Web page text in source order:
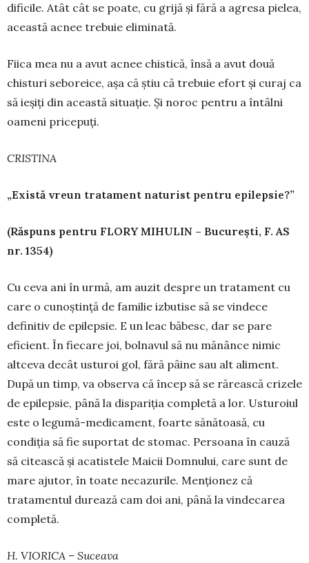
dificile. Atât cât se poate, cu grijă și fără a agresa pielea,
această acnee trebuie eliminată.
Fiica mea nu a avut acnee chistică, însă a avut două
chisturi seboreice, așa că știu că trebuie efort și curaj ca
să ieșiți din această si­tuație. Și noroc pentru a în­tâlni
oameni pri­cepuți.
CRISTINA
„Există vreun tratament naturist pentru epilepsie?”
(Răspuns pentru FLORY MIHULIN – București, F. AS
nr. 1354)
Cu ceva ani în urmă, am auzit despre un tratament cu
care o cunoș­tință de fa­milie izbutise să se vindece
definitiv de epilepsie. E un leac băbesc, dar se pare
eficient. În fiecare joi, bolnavul să nu mă­nânce nimic
altceva decât usturoi gol, fără pâine sau alt aliment.
După un timp, va observa că încep să se rărească crizele
de epilepsie, până la dispariția com­pletă a lor. Usturoiul
este o legumă-medicament, foar­te sănă­toa­să, cu
condiția să fie suportat de sto­mac. Per­soana în cauză
să citească și aca­tistele Maicii Domnului, care sunt de
mare ajutor, în toate necazurile. Men­ționez că
tratamentul durează cam doi ani, până la vindecarea
completă.
H. VIORICA – Suceava